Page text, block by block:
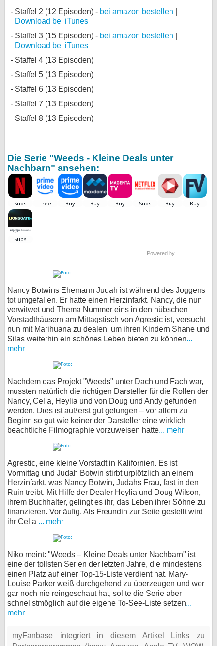
Staffel 2 (12 Episoden) - bei amazon bestellen
Download bei iTunes
Staffel 3 (15 Episoden) - bei amazon bestellen
Download bei iTunes
Staffel 4 (13 Episoden)
Staffel 5 (13 Episoden)
Staffel 6 (13 Episoden)
Staffel 7 (13 Episoden)
Staffel 8 (13 Episoden)
Die Serie "Weeds - Kleine Deals unter
Nachbarn" ansehen:
Powered by
Nancy Botwins Ehemann Judah ist während des Joggens
tot umgefallen. Er hatte einen Herzinfarkt. Nancy, die nun
verwitwet und Thema Nummer eins in den hübschen
Vorstadthäusern am Mittagstisch von Agrestic ist, versucht
nun mit Marihuana zu dealen, um ihren Kindern Shane und
Silas weiterhin ein schönes Leben bieten zu können...
mehr
Nachdem das Projekt "Weeds" unter Dach und Fach war,
mussten natürlich die richtigen Darsteller für die Rollen der
Nancy, Celia, Heylia und von Doug und Andy gefunden
werden. Dies ist äußerst gut gelungen – vor allem zu
Beginn so gut wie keiner der Darsteller eine wirklich
beachtliche Filmographie vorzuweisen hatte... mehr
Agrestic, eine kleine Vorstadt in Kalifornien. Es ist
Vormittag und Judah Botwin stirbt urplötzlich an einem
Herzinfarkt, was Nancy Botwin, Judahs Frau, fast in den
Ruin treibt. Mit Hilfe der Dealer Heylia und Doug Wilson,
ihrem Buchhalter, gelingt es ihr, das Leben ihrer Söhne zu
finanzieren. Vorläufig. Als Freundin zur Seite gestellt wird
ihr Celia ... mehr
Niko meint: "Weeds – Kleine Deals unter Nachbarn" ist
eine der tollsten Serien der letzten Jahre, die mindestens
einen Platz auf einer Top-15-Liste verdient hat. Mary-
Louise Parker weiß durchgehend zu überzeugen und wer
gar noch nie reingeschaut hat, sollte die Serie aber
schnellstmöglich auf die eigene To-See-Liste setzen...
mehr
myFanbase integriert in diesem Artikel Links zu